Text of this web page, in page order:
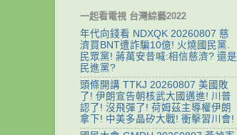
一起看電視 台灣綜藝2022
年代向錢看 NDXQK 20260807 慈
濟買BNT遭詐騙10億! 火燒國民黨.
民眾黨! 蔣萬安昔喊:相信慈濟? 還是
民進黨?
頭條開講 TTKJ 20260807 美國敗
了! 伊朗宣告朝核武大國邁進! 川普
認了! 沒飛彈了! 荷姆茲主導權伊朗
拿下! 中美多晶矽大戰! 衝擊習川會!